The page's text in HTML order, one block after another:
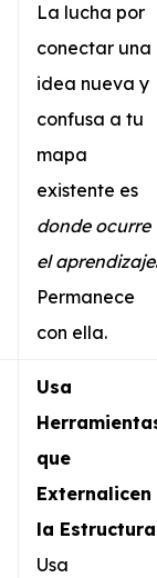
La lucha por
conectar una
idea nueva y
confusa a tu
mapa
existente es
donde ocurre
el aprendizaje.
Permanece
con ella.
Usa
que
Externalicen
la
Usa